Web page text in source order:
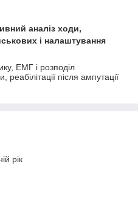
аналіз ходи,
і налаштування
ЕМГ і розподіл
після ампутації
рік